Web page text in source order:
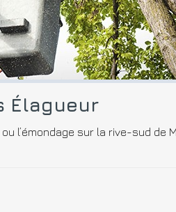
Élagueur
l’émondage sur la rive-sud de